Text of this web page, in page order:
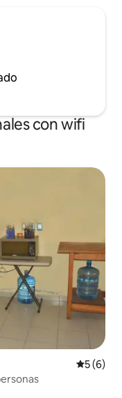
con wifi
5 (6)